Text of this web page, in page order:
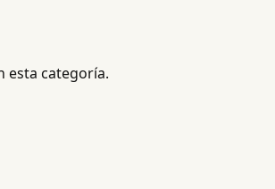
esta categoría.